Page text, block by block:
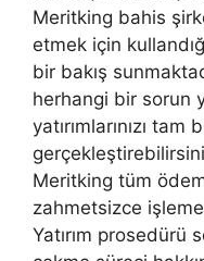
Meritking bahis
etmek için
bir bakış
herhangi bir sorun
yatırımlarınızı
Meritking tüm
zahmetsizce
Yatırım prosedürü